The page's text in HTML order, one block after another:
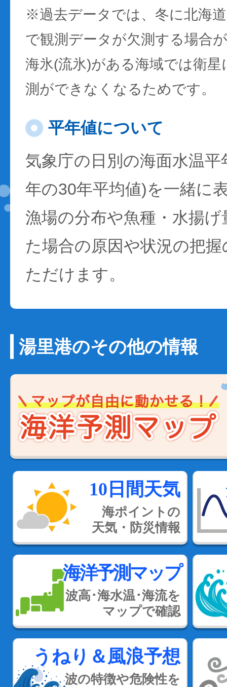
※過去データでは、冬に北海
で観測データが欠測する場合
海氷(流氷)がある海域では衛
測ができなくなるためです。
平年値について
気象庁の日別の海面水温
年の30年平均値)を一緒に
漁場の分布や魚種・水揚
た場合の原因や状況の把
ただけます。
湯里港のその他の情報
10日間天気
海ポイントの
天気・防災情報
海洋予測マップ
波高･海水温･海流を
マップで確認
うねり＆風浪予想
波の特徴や危険性を